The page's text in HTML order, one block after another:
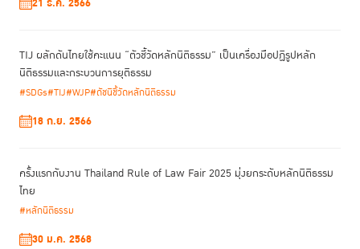
ในช่วงสรุป อุกฤษฎ์ ศรพรหม หัวหน้าฝ่ายนโยบายและกิจการต่างประเทศ ด้าน
หลักนิติธรรมกับความยุติธรรมทางอาญา ขมวดปมสำคัญว่า แนวคิด People-
TIJ ผลักดันไทยใช้คะแนน “ตัวชี้วัดหลักนิติธรรม” เป็นเครื่องมือปฏิรูปหลัก
นิติธรรมและกระบวนการยุติธรรม
#SDGs#TIJ#WJP#ดัชนีชี้วัดหลักนิติธรรม
18 ก.ย. 2566
ครั้งแรกกับงาน Thailand Rule of Law Fair 2025 มุ่งยกระดับหลักนิติธรรม
ไทย
#หลักนิติธรรม
30 ม.ค. 2568